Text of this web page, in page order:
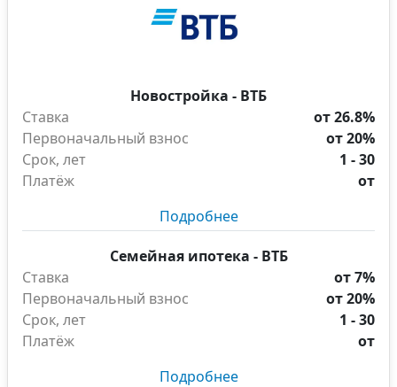
Новостройка - ВТБ
Ставка
от 26.8%
Первоначальный взнос
от 20%
Срок, лет
1 - 30
Платёж
от
Подробнее
Семейная ипотека - ВТБ
Ставка
от 7%
Первоначальный взнос
от 20%
Срок, лет
1 - 30
Платёж
от
Подробнее